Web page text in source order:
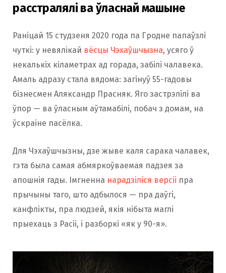
расстралялі ва ўласнай машыне
Раніцай 15 студзеня 2020 года па Гродне папаўзлі
чуткі: у невялікай вёсцы Чэхаўшчызна, усяго ў
некалькіх кіламетрах ад горада, забілі чалавека.
Амаль адразу стала вядома: загінуў 55-гадовы
бізнесмен Аляксандр Прасняк. Яго застрэлілі ва
ўпор — ва ўласным аўтамабілі, побач з домам, на
ўскраіне пасёлка.
Для Чэхаўшчызны, дзе жыве каля сарака чалавек,
гэта была самая абмяркоўваемая падзея за
апошнія гады. Імгненна нарадзіліся версіі пра
прычыны таго, што адбылося — пра даўгі,
канфлікты, пра людзей, якія нібыта маглі
прыехаць з Расіі, і разборкі «як у 90-я».